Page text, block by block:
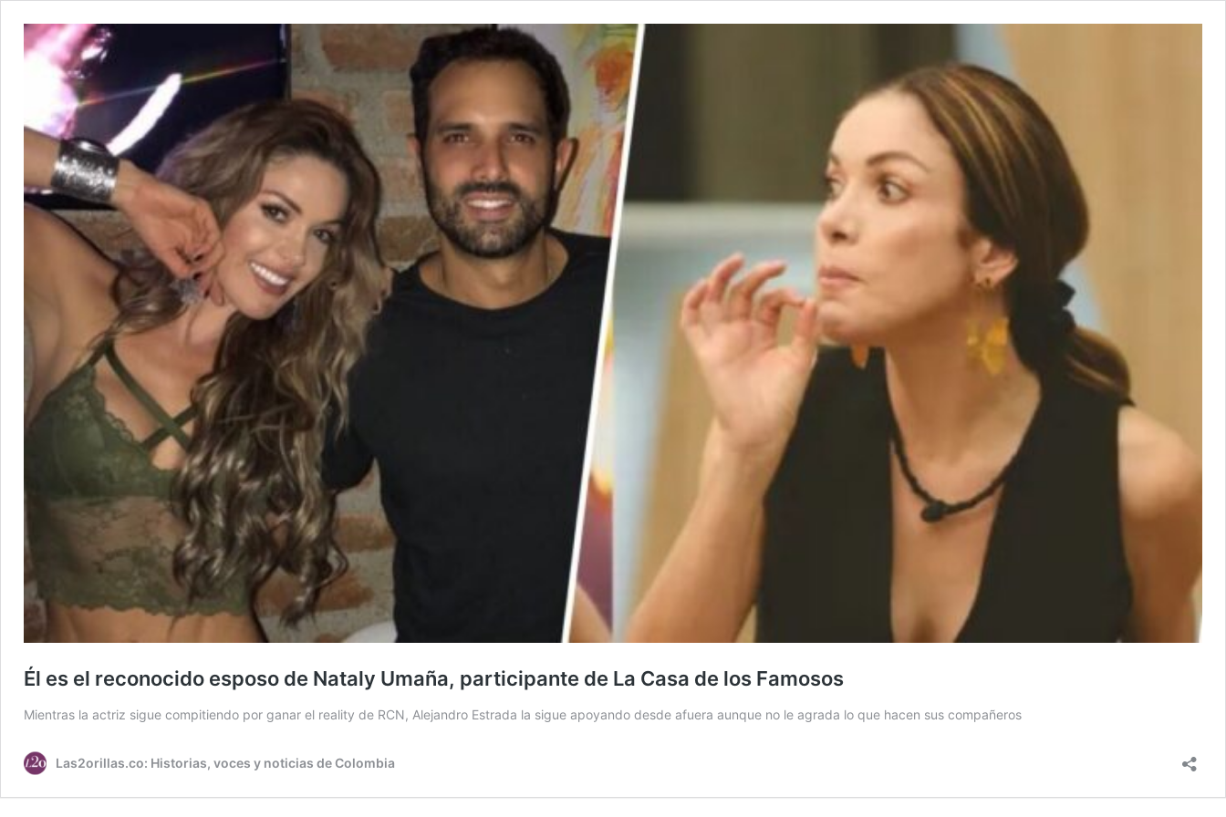
Él es el reconocido esposo de Nataly Umaña, participante de La Casa de los Famosos
Mientras la actriz sigue compitiendo por ganar el reality de RCN, Alejandro Estrada la sigue apoyando desde afuera aunque no le agrada lo que hacen sus compañeros
Las2orillas.co: Historias, voces y noticias de Colombia